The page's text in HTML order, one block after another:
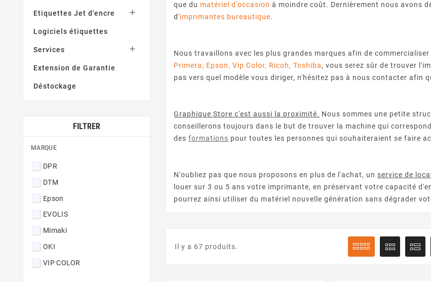
Etiquettes Jet d'encre 
Logiciels étiquettes
Services 
Extension de Garantie
Déstockage
FILTRER
MARQUE
DPR
DTM
Epson
EVOLIS
Mimaki
OKI
VIP COLOR
que du matériel d'occasion à moindre coût. Dernièrement nous avons
d'imprimantes bureautique.
Nous travaillons avec les plus grandes marques afin de
Primera, Epson,Vip Color, Ricoh,Toshiba, vous serez sûr de trouver
pas vers quel modèle vous diriger, n'hésitez pas à nous contacter afin
Graphique Store c'est aussi la proximité. Nous sommes une petite
conseillerons toujours dans le but de trouver la machine qui
desformations pour toutes les personnes qui souhaiteraient se faire
N'oubliez pas que nous proposons en plus de l'achat, un service de
louer sur 3 ou 5 ans votre imprimante, en préservant votre capacité
pourrez ainsi utiliser du matériel nouvelle génération sans dégrader
Il y a 67 produits.